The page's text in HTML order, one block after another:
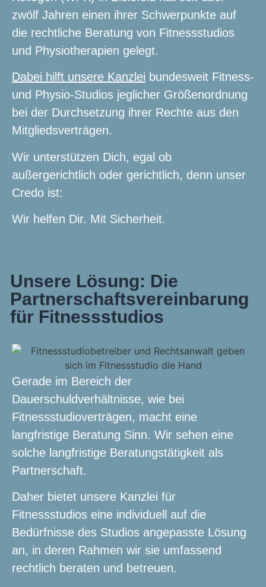
zwölf Jahren einen ihrer Schwerpunkte auf
die rechtliche Beratung von Fitnessstudios
und Physiotherapien gelegt.
Dabei hilft unsere Kanzlei bundesweit Fitness-
und Physio-Studios jeglicher Größenordnung
bei der Durchsetzung ihrer Rechte aus den
Mitgliedsverträgen.
Wir unterstützen Dich, egal ob
außergerichtlich oder gerichtlich, denn unser
Credo ist:
Wir helfen Dir. Mit Sicherheit.
Unsere Lösung: Die
Partnerschafts­vereinbarung
für Fitnessstudios
Gerade im Bereich der
Dauerschuldverhältnisse, wie bei
Fitnessstudioverträgen, macht eine
langfristige Beratung Sinn. Wir sehen eine
solche langfristige Beratungstätigkeit als
Partnerschaft.
Daher bietet unsere Kanzlei für
Fitnessstudios eine individuell auf die
Bedürfnisse des Studios angepasste Lösung
an, in deren Rahmen wir sie umfassend
rechtlich beraten und betreuen.